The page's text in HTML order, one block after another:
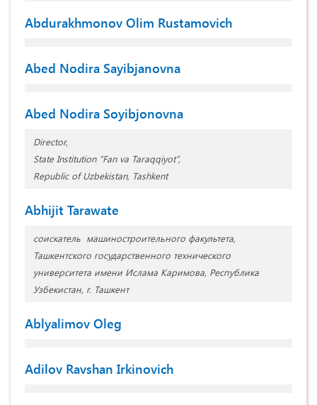
Abdurakhmonov Olim Rustamovich
Abed Nodira Sayibjanovna
Abed Nodira Soyibjonovna
Director,
State Institution “Fan va Taraqqiyot”,
Republic of Uzbekistan, Tashkent
Abhijit Tarawate
соискатель машиностроительного факультета,
Ташкентского государственного технического
университета имени Ислама Каримова, Республика
Узбекистан, г. Ташкент
Ablyalimov Oleg
Adilov Ravshan Irkinovich